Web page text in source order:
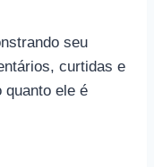
seu
curtidas e
quanto ele é